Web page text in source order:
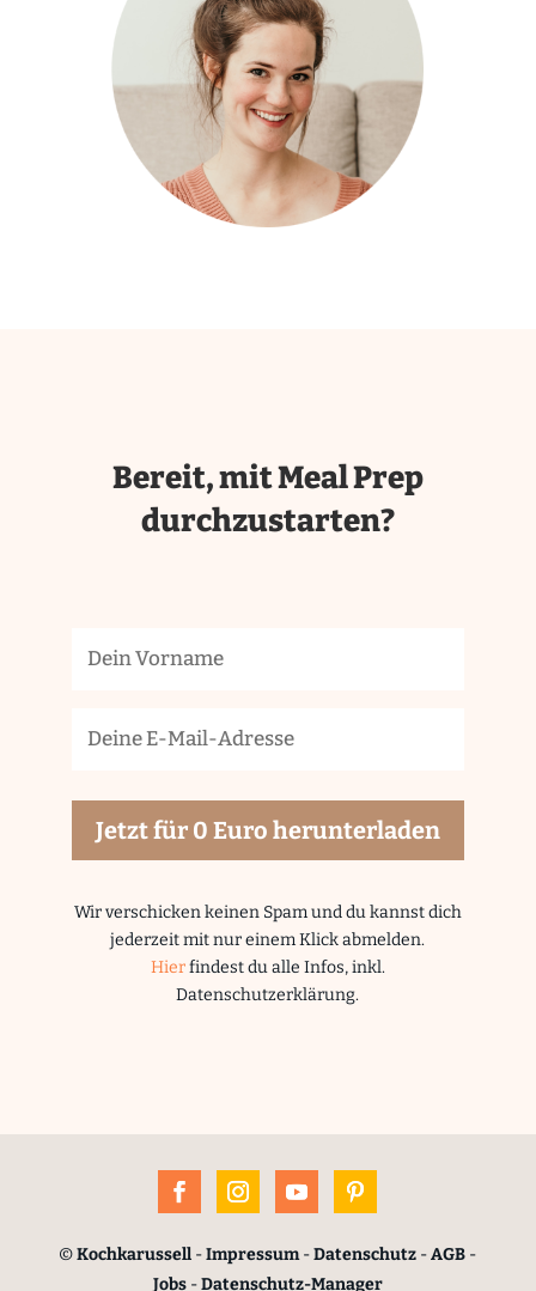
Bereit, mit Meal Prep
durchzustarten?
Jetzt für 0 Euro herunterladen
Wir verschicken keinen Spam und du kannst dich
jederzeit mit nur einem Klick abmelden.
Hierfindest du alle Infos, inkl.
Datenschutzerklärung.
©Kochkarussell -Impressum-Datenschutz -AGB -
Jobs-Datenschutz-Manager